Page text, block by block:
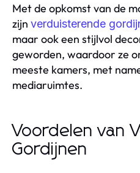
Met de opkomst van de
zijn verduisterende
maar ook een stijlvol
geworden, waardoor ze
meeste kamers, met
mediaruimtes.
Voordelen van
Gordijnen